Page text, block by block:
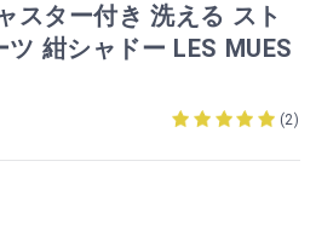
スター付き 洗える スト
紺シャドー LES MUES
(2)